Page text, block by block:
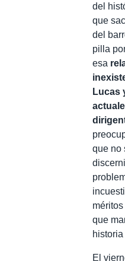
del
que
del
pilla
esa
Lucas
que no
que
El